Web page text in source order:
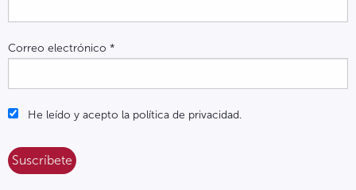
Correo electrónico *
He leído y acepto la política de privacidad.